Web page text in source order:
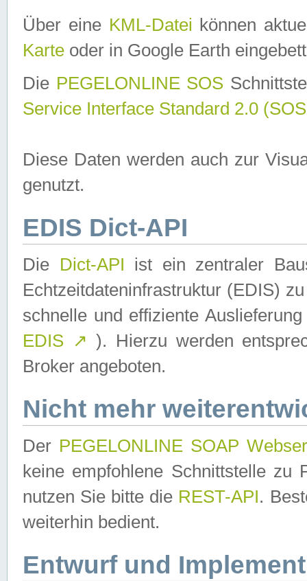
Über eine KML-Datei können
Karte oder in Google Earth
Die PEGELONLINE SOS
Service Interface Standard 2.0
Diese Daten werden auch zur
genutzt.
EDIS Dict-API
Die Dict-API ist ein zentraler
Echtzeitdateninfrastruktur (EDIS)
schnelle und effiziente
EDIS ↗ ). Hierzu werden
Broker angeboten.
Nicht mehr
Der PEGELONLINE SOAP
keine empfohlene Schnittstelle zu
nutzen Sie bitte die REST-API.
weiterhin bedient.
Entwurf und